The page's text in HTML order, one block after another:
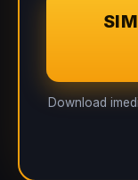
Download